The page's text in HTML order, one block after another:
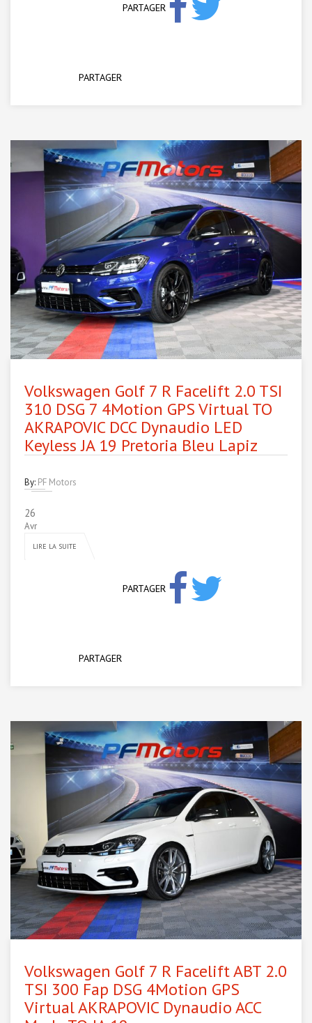
PARTAGER
PARTAGER
Volkswagen Golf 7 R Facelift 2.0 TSI
310 DSG 7 4Motion GPS Virtual TO
AKRAPOVIC DCC Dynaudio LED
Keyless JA 19 Pretoria Bleu Lapiz
By: PF Motors
26
Avr
LIRE LA SUITE
PARTAGER
PARTAGER
Volkswagen Golf 7 R Facelift ABT 2.0
TSI 300 Fap DSG 4Motion GPS
Virtual AKRAPOVIC Dynaudio ACC